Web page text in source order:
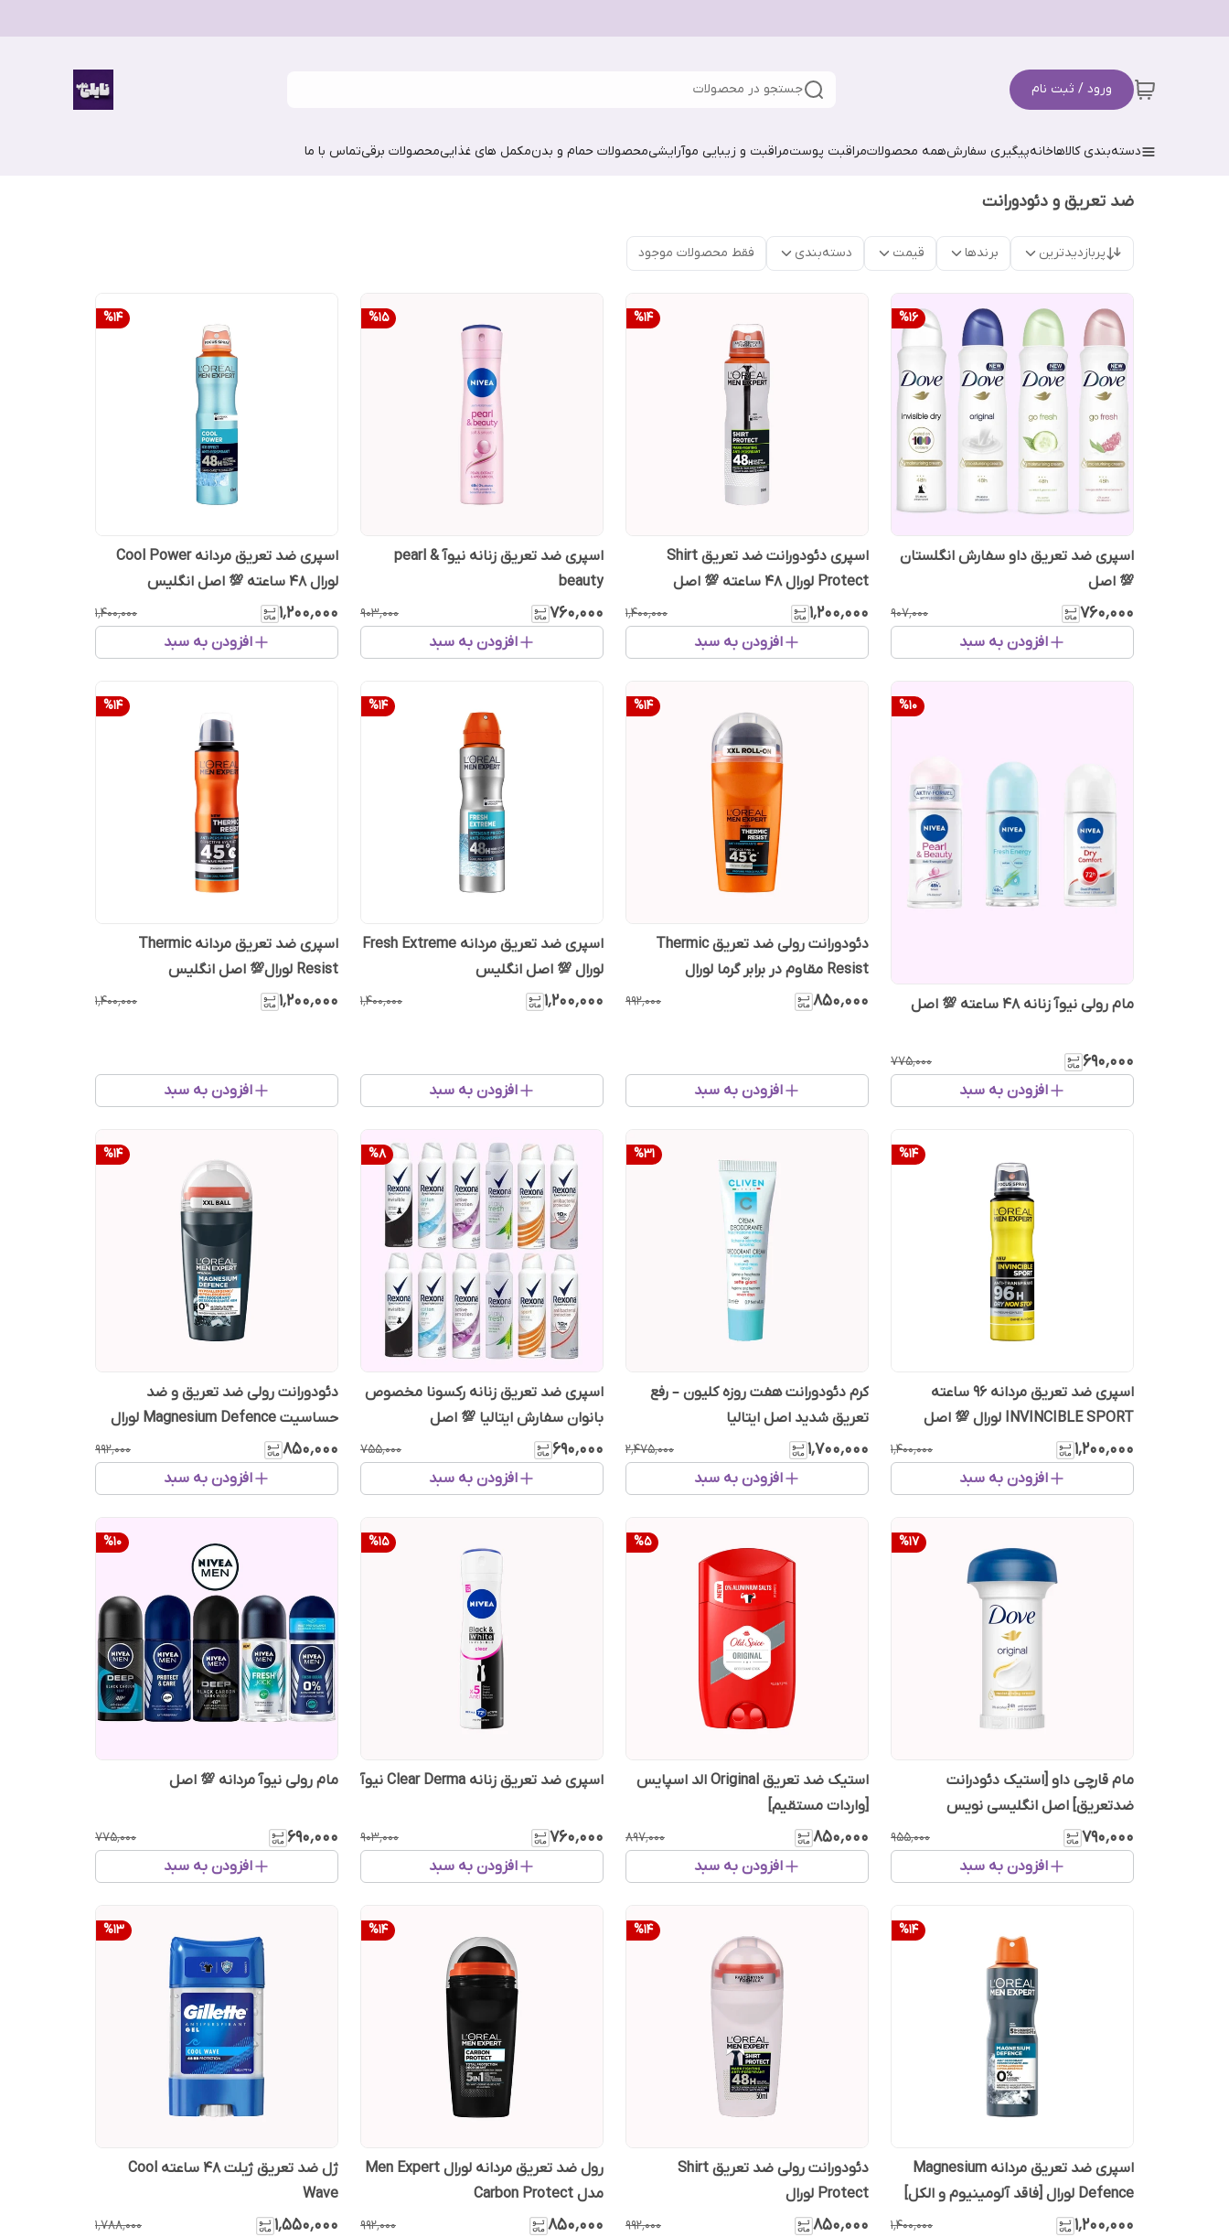
ورود / ثبت نام جستجو در محصولات
دسته‌بندی کالاهاخانهپیگیری سفارشهمه محصولاتمراقبت پوستمراقبت و زیبایی موآرایشیمحصولات حمام و بدنمکمل های غذاییمحصولات برقیتماس با ما
ضد تعریق و دئودورانت
پربازدیدترین برندها قیمت دسته‌بندی فقط محصولات موجود
%16
اسپری ضد تعریق داو سفارش انگلستان
💯 اصل
۷۶۰٬۰۰۰ ۹۰۷٬۰۰۰
افزودن به سبد
%14
اسپری دئودورانت ضد تعریق Shirt
Protect لورال 48 ساعته 💯 اصل
انگلیس
۱٬۲۰۰٬۰۰۰ ۱٬۴۰۰٬۰۰۰
افزودن به سبد
%15
اسپری ضد تعریق زنانه نیوآ pearl &
beauty
۷۶۰٬۰۰۰ ۹۰۳٬۰۰۰
افزودن به سبد
%14
اسپری ضد تعریق مردانه Cool Power
لورال 48 ساعته 💯 اصل انگلیس
۱٬۲۰۰٬۰۰۰ ۱٬۴۰۰٬۰۰۰
افزودن به سبد
%10
مام رولی نیوآ زنانه 48 ساعته 💯 اصل
۶۹۰٬۰۰۰ ۷۷۵٬۰۰۰
افزودن به سبد
%14
دئودورانت رولی ضد تعریق Thermic
Resist مقاوم در برابر گرما لورال
۸۵۰٬۰۰۰ ۹۹۲٬۰۰۰
افزودن به سبد
%14
اسپری ضد تعریق مردانه Fresh Extreme
لورال 💯 اصل انگلیس
۱٬۲۰۰٬۰۰۰ ۱٬۴۰۰٬۰۰۰
افزودن به سبد
%14
اسپری ضد تعریق مردانه Thermic
Resist لورال💯 اصل انگلیس
۱٬۲۰۰٬۰۰۰ ۱٬۴۰۰٬۰۰۰
افزودن به سبد
%14
اسپری ضد تعریق مردانه 96 ساعته
INVINCIBLE SPORT لورال 💯 اصل
انگلیس
۱٬۲۰۰٬۰۰۰ ۱٬۴۰۰٬۰۰۰
افزودن به سبد
%31
کرم دئودورانت هفت روزه کلیون – رفع
تعریق شدید اصل ایتالیا
۱٬۷۰۰٬۰۰۰ ۲٬۴۷۵٬۰۰۰
افزودن به سبد
%8
اسپری ضد تعریق زنانه رکسونا مخصوص
بانوان سفارش ایتالیا 💯 اصل
۶۹۰٬۰۰۰ ۷۵۵٬۰۰۰
افزودن به سبد
%14
دئودورانت رولی ضد تعریق و ضد
حساسیت Magnesium Defence لورال
۸۵۰٬۰۰۰ ۹۹۲٬۰۰۰
افزودن به سبد
%17
مام قارچی داو [استیک دئودرانت
ضدتعریق] اصل انگلیسی نویس
۷۹۰٬۰۰۰ ۹۵۵٬۰۰۰
افزودن به سبد
%5
استیک ضد تعریق Original الد اسپایس
[واردات مستقیم]
۸۵۰٬۰۰۰ ۸۹۷٬۰۰۰
افزودن به سبد
%15
اسپری ضد تعریق زنانه Clear Derma نیوآ
۷۶۰٬۰۰۰ ۹۰۳٬۰۰۰
افزودن به سبد
%10
مام رولی نیوآ مردانه 💯 اصل
۶۹۰٬۰۰۰ ۷۷۵٬۰۰۰
افزودن به سبد
%14
اسپری ضد تعریق مردانه Magnesium
Defence لورال [فاقد آلومینیوم و الکل]
💯 اصل انگلیس
۱٬۲۰۰٬۰۰۰ ۱٬۴۰۰٬۰۰۰
%14
دئودورانت رولی ضد تعریق Shirt
Protect لورال
۸۵۰٬۰۰۰ ۹۹۲٬۰۰۰
%14
رول ضد تعریق مردانه لورال Men Expert
مدل Carbon Protect
۸۵۰٬۰۰۰ ۹۹۲٬۰۰۰
%13
ژل ضد تعریق ژیلت 48 ساعته Cool
Wave
۱٬۵۵۰٬۰۰۰ ۱٬۷۸۸٬۰۰۰